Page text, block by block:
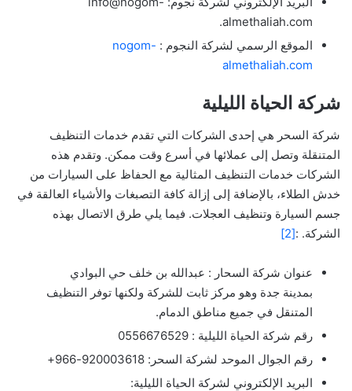
almethaliah.com.
الموقع الرسمي لشركة النجوم : nogom-
almethaliah.com
شركة الحياة الليلية
شركة السحر هي إحدى الشركات التي تقدم خدمات التنظيف
المتنقلة وتصل إلى عملائها في أسرع وقت ممكن. وتقدم هذه
الشركات خدمات التنظيف المثالية مع الحفاظ على السيارات من
خدش الطلاء، بالإضافة إلى إزالة كافة التصبغات والأشياء العالقة في
جسم السيارة وتنظيف العجلات. فيما يلي طرق الاتصال بهذه
الشركة. :[2]
عنوان شركة السحار : عبدالله بن خلف حي البوادي
بمدينة جدة وهو مركز ثابت للشركة ولكنها توفر التنظيف
المتنقل في جميع مناطق الدمام.
رقم شركة الحياة الليلية : 0556676529
رقم الجوال الموحد لشركة السحر: 920003618-966+
البريد الإلكتروني لشركة الحياة الليلية: